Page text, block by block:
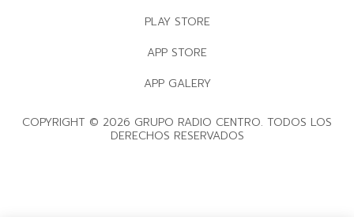
PLAY STORE
APP STORE
APP GALERY
COPYRIGHT © 2026 GRUPO RADIO CENTRO. TODOS LOS
DERECHOS RESERVADOS